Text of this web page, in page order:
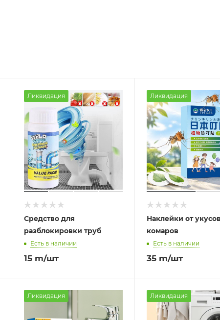
Ликвидация
Средство для
разблокировки труб
Есть в наличии
15m/шт
Ликвидация
Наклейки от укусов
комаров
Есть в наличии
35 m/шт
Ликвидация Ликвидация